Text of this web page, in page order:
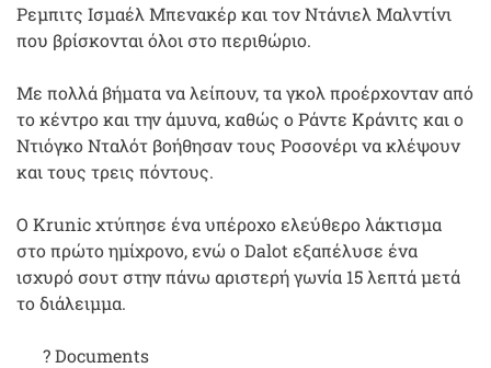
Ρεμπιτς Ισμαέλ Μπενακέρ και τον Ντάνιελ Μαλντίνι
που βρίσκονται όλοι στο περιθώριο.
Με πολλά βήματα να λείπουν, τα γκολ προέρχονταν από
το κέντρο και την άμυνα, καθώς ο Ράντε Κράνιτς και ο
Ντιόγκο Νταλότ βοήθησαν τους Ροσονέρι να κλέψουν
και τους τρεις πόντους.
Ο Krunic χτύπησε ένα υπέροχο ελεύθερο λάκτισμα
στο πρώτο ημίχρονο, ενώ ο Dalot εξαπέλυσε ένα
ισχυρό σουτ στην πάνω αριστερή γωνία 15 λεπτά μετά
το διάλειμμα.
? Documents